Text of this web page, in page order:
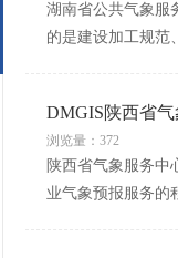
湖南省公共气象服
的是建设加工规范
DMGIS陕西省
浏览量：372
陕西省气象服务中
业气象预报服务的